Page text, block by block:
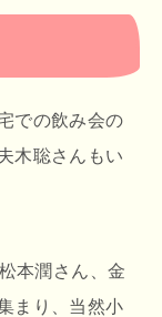
での飲み会の
木聡さんもい
本潤さん、金
まり、当然小